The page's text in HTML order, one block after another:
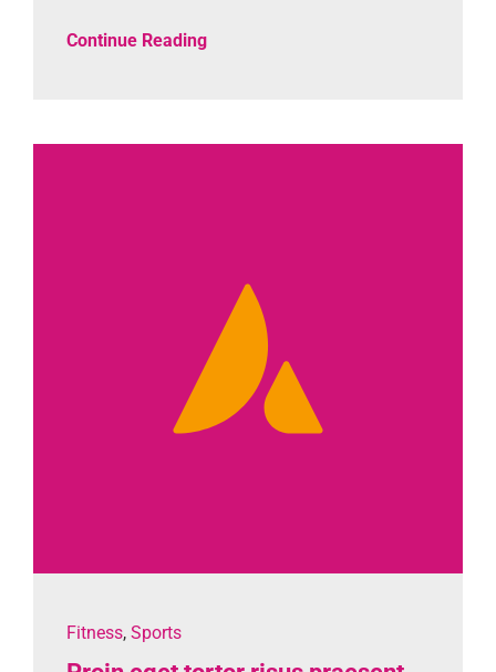
Continue Reading
Fitness, Sports